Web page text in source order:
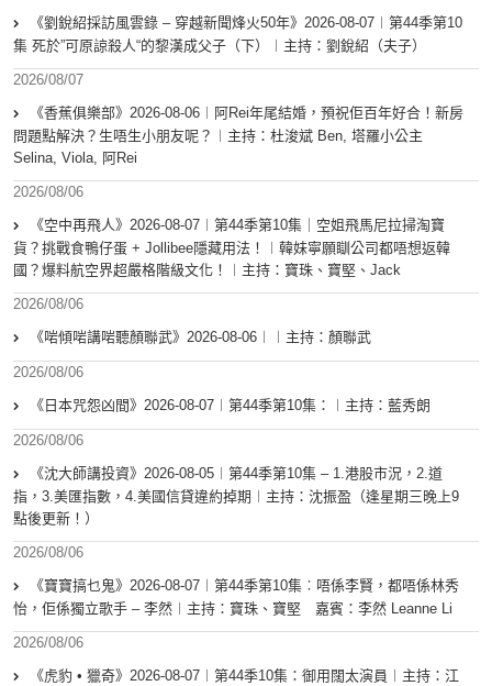
《劉銳紹採訪風雲錄 – 穿越新聞烽火50年》2026-08-07︱第44季第10
集 死於”可原諒殺人“的黎漢成父子（下）︱主持：劉銳紹（夫子）
2026/08/07
《香蕉俱樂部》2026-08-06︱阿Rei年尾結婚，預祝佢百年好合！新房
問題點解決？生唔生小朋友呢？︱主持：杜浚斌 Ben, 塔羅小公主
Selina, Viola, 阿Rei
2026/08/06
《空中再飛人》2026-08-07︱第44季第10集｜空姐飛馬尼拉掃淘寶
貨？挑戰食鴨仔蛋 + Jollibee隱藏用法！︱韓妹寧願瞓公司都唔想返韓
國？爆料航空界超嚴格階級文化！︱主持：寶珠、寶堅、Jack
2026/08/06
《啱傾啱講啱聽顏聯武》2026-08-06︱︱主持：顏聯武
2026/08/06
《日本咒怨凶間》2026-08-07︱第44季第10集：︱主持：藍秀朗
2026/08/06
《沈大師講投資》2026-08-05︱第44季第10集 – 1.港股市況，2.道
指，3.美匯指數，4.美國信貸違約掉期︱主持：沈振盈（逢星期三晚上9
點後更新！）
2026/08/06
《寶寶搞乜鬼》2026-08-07︱第44季第10集︰唔係李賢，都唔係林秀
怡，佢係獨立歌手 – 李然︱主持：寶珠、寶堅 嘉賓：李然 Leanne Li
2026/08/06
《虎豹 • 獵奇》2026-08-07︱第44季10集：御用闊太演員︱主持：江